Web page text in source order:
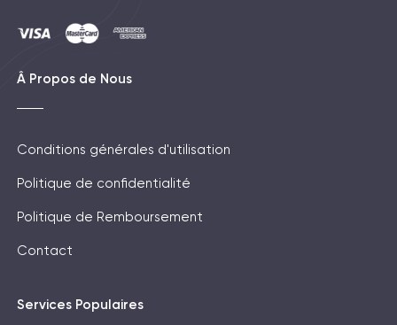
Â Propos de Nous
Conditions générales d'utilisation
Politique de confidentialité
Politique de Remboursement
Contact
Services Populaires